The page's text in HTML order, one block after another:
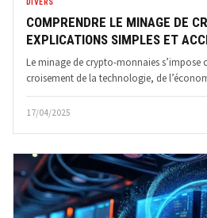
DIVERS
COMPRENDRE LE MINAGE DE
EXPLICATIONS SIMPLES ET
Le minage de crypto-monnaies s’impose
croisement de la technologie, de
17/04/2025